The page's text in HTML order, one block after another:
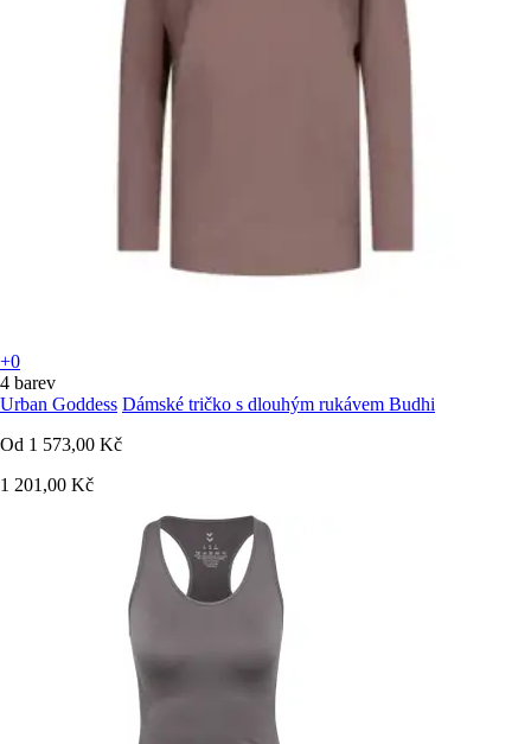
+0
4 barev
Urban Goddess Dámské tričko s dlouhým rukávem Budhi
Od 1 573,00 Kč
1 201,00 Kč